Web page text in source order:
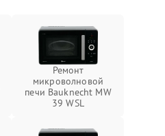
Ремонт
микроволновой
печи Bauknecht MW
39 WSL